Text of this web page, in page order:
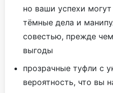
но ваши успехи
тёмные дела и
совестью, прежде
выгоды
прозрачные туфли с
вероятность, что вы